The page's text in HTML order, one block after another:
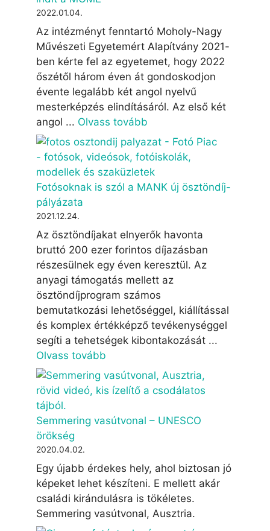
2022.01.04.
Az intézményt fenntartó Moholy-Nagy
Művészeti Egyetemért Alapítvány 2021-
ben kérte fel az egyetemet, hogy 2022
őszétől három éven át gondoskodjon
évente legalább két angol nyelvű
mesterképzés elindításáról. Az első két
angol ... Olvass tovább
Fotósoknak is szól a MANK új ösztöndíj-
pályázata
2021.12.24.
Az ösztöndíjakat elnyerők havonta
bruttó 200 ezer forintos díjazásban
részesülnek egy éven keresztül. Az
anyagi támogatás mellett az
ösztöndíjprogram számos
bemutatkozási lehetőséggel, kiállítással
és komplex értékképző tevékenységgel
segíti a tehetségek kibontakozását ...
Olvass tovább
Semmering vasútvonal – UNESCO
örökség
2020.04.02.
Egy újabb érdekes hely, ahol biztosan jó
képeket lehet készíteni. E mellett akár
családi kirándulásra is tökéletes.
Semmering vasútvonal, Ausztria.